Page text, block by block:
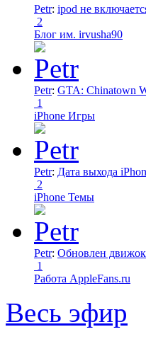
Petr: ipod не
2
Блог им. irvusha90
Petr: GTA: Chinatown
1
iPhone Игры
Petr: Дата выхода
2
iPhone Темы
Petr: Обновлен движок
1
Работа AppleFans.ru
Весь эфир